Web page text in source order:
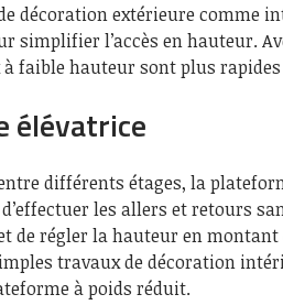
décoration extérieure comme
simplifier l’accès en hauteur.
faible hauteur sont plus rapides
élévatrice
différents étages, la
les allers et retours
de régler la hauteur en montant
travaux de décoration
à poids réduit.